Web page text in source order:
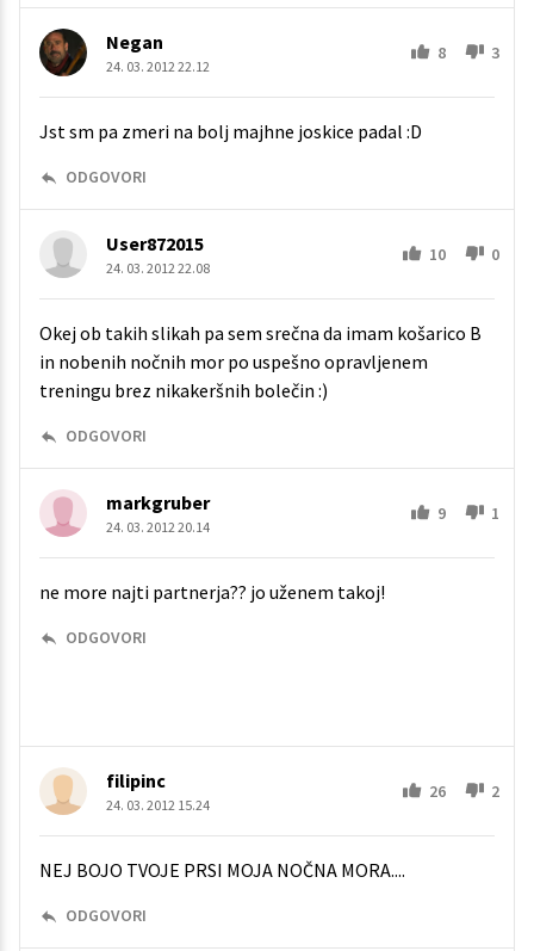
Negan
24. 03. 2012 22.12
8 3
Jst sm pa zmeri na bolj majhne joskice padal :D
ODGOVORI
User872015
24. 03. 2012 22.08
10 0
Okej ob takih slikah pa sem srečna da imam košarico B
in nobenih nočnih mor po uspešno opravljenem
treningu brez nikakeršnih bolečin :)
ODGOVORI
markgruber
24. 03. 2012 20.14
9 1
ne more najti partnerja?? jo uženem takoj!
ODGOVORI
filipinc
24. 03. 2012 15.24
26 2
NEJ BOJO TVOJE PRSI MOJA NOČNA MORA....
ODGOVORI